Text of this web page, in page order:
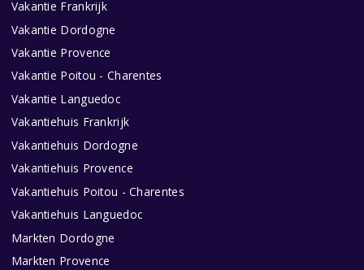
Vakantie Frankrijk
Vakantie Dordogne
Vakantie Provence
Vakantie Poitou - Charentes
Vakantie Languedoc
Vakantiehuis Frankrijk
Vakantiehuis Dordogne
Vakantiehuis Provence
Vakantiehuis Poitou - Charentes
Vakantiehuis Languedoc
Markten Dordogne
Markten Provence